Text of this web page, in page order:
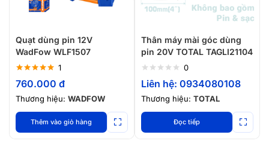
Quạt dùng pin 12V
WadFow WLF1507
hạng5.005
sao
1
760.000 đ
Thương hiệu: WADFOW
Thêm vào giỏ hàng
Thân máy mài góc dùng
pin 20V TOTAL TAGLI21104
0
Liên hệ: 0934080108
Thương hiệu: TOTAL
Đọc tiếp